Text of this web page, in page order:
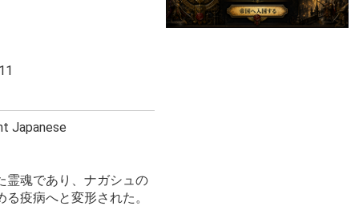
Japanese
霊魂であり、ナガシュの
疫病へと変形された。